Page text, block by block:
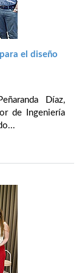
el diseño
Díaz,
de Ingeniería